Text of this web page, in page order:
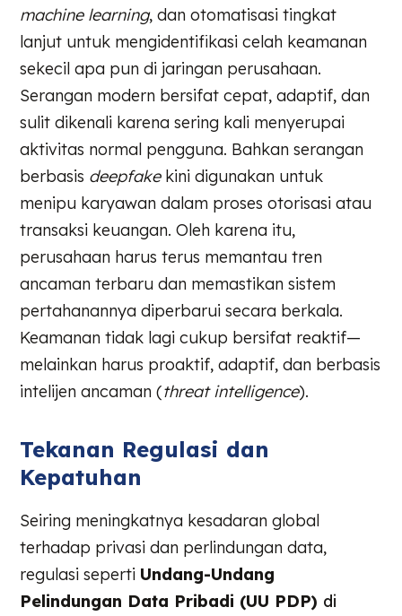
machine learning, dan otomatisasi tingkat
lanjut untuk mengidentifikasi celah keamanan
sekecil apa pun di jaringan perusahaan.
Serangan modern bersifat cepat, adaptif, dan
sulit dikenali karena sering kali menyerupai
aktivitas normal pengguna. Bahkan serangan
berbasis deepfakekini digunakan untuk
menipu karyawan dalam proses otorisasi atau
transaksi keuangan. Oleh karena itu,
perusahaan harus terus memantau tren
ancaman terbaru dan memastikan sistem
pertahanannya diperbarui secara berkala.
Keamanan tidak lagi cukup bersifat reaktif—
melainkan harus proaktif, adaptif, dan berbasis
intelijen ancaman (threat intelligence).
Tekanan Regulasi dan
Kepatuhan
Seiring meningkatnya kesadaran global
terhadap privasi dan perlindungan data,
regulasi seperti Undang-Undang
Pelindungan Data Pribadi (UU PDP) di